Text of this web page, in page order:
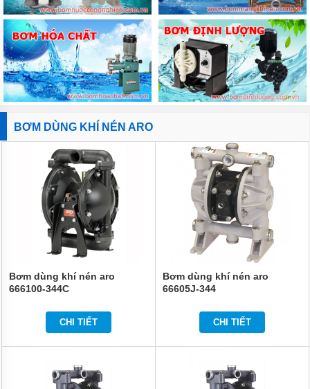
BƠM
DÙNG
KHÍ NÉN
YAMADA
BƠM
DÙNG
KHÍ
NÉN
DÙNG
KHÍ
DÙNG
BƠM DÙNG KHÍ NÉN ARO
Bơm dùng khí nén aro
666100-344C
CHI TIẾT
Bơm dùng khí nén aro
66605J-344
CHI TIẾT